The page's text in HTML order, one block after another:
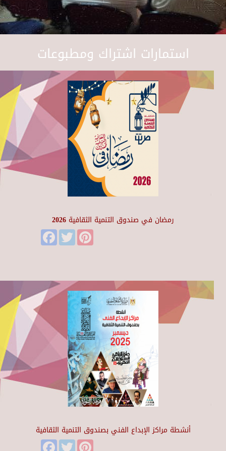
استمارات اشتراك ومطبوعات
رمضان في صندوق التنمية الثقافية 2026
FacebookTwitter
أنشطة مراكز الإبداع الفني بصندوق التنمية الثقافية
FacebookTwitter